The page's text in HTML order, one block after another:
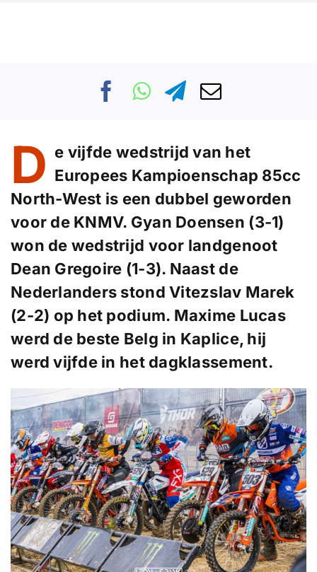
D e vijfde wedstrijd van het
Europees Kampioenschap 85cc
North-West is een dubbel geworden
voor de KNMV. Gyan Doensen (3-1)
won de wedstrijd voor landgenoot
Dean Gregoire (1-3). Naast de
Nederlanders stond Vitezslav Marek
(2-2) op het podium. Maxime Lucas
werd de beste Belg in Kaplice, hij
werd vijfde in het dagklassement.